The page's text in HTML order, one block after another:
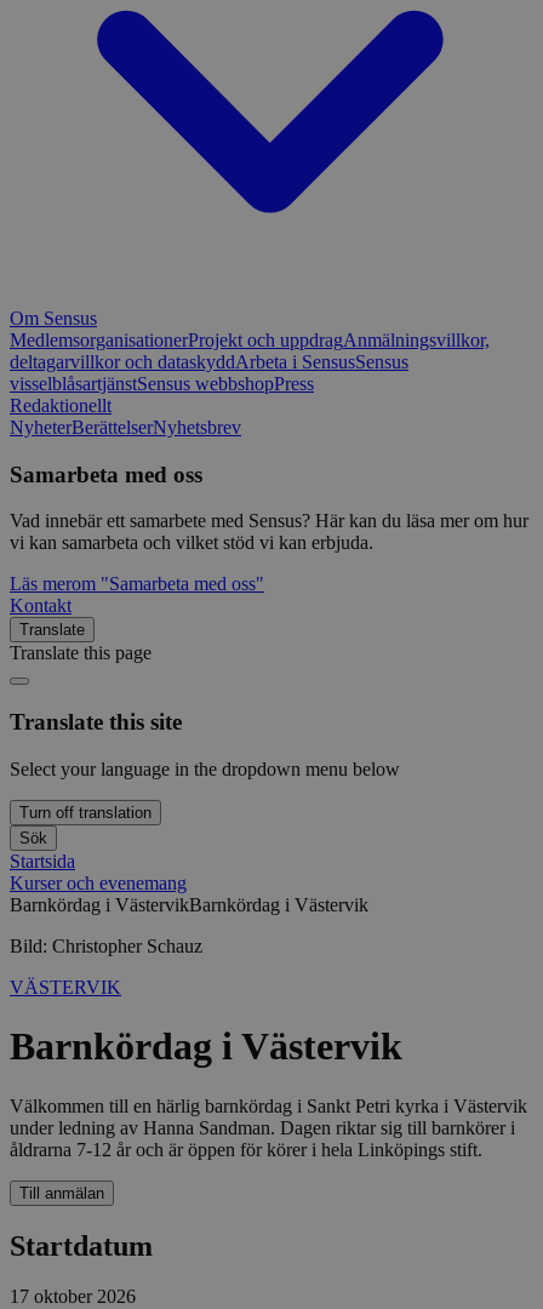
Om Sensus
MedlemsorganisationerProjekt och uppdragAnmälningsvillkor,
deltagarvillkor och dataskyddArbeta i SensusSensus
visselblåsartjänstSensus webbshopPress
Redaktionellt
NyheterBerättelserNyhetsbrev
Samarbeta med oss
Vad innebär ett samarbete med Sensus? Här kan du läsa mer om hur
vi kan samarbeta och vilket stöd vi kan erbjuda.
Läs merom "Samarbeta med oss"
Kontakt
Translate
Translate this page
Translate this site
Select your language in the dropdown menu below
Turn off translation
Sök
Startsida
Kurser och evenemang
Barnkördag i VästervikBarnkördag i Västervik
Bild: Christopher Schauz
VÄSTERVIK
Barnkördag i Västervik
Välkommen till en härlig barnkördag i Sankt Petri kyrka i Västervik
under ledning av Hanna Sandman. Dagen riktar sig till barnkörer i
åldrarna 7-12 år och är öppen för körer i hela Linköpings stift.
Till anmälan
Startdatum
17 oktober 2026